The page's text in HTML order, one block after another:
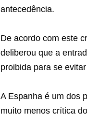
antecedência.
De acordo com este
deliberou que a
proibida para se
A Espanha é um dos
muito menos crítica